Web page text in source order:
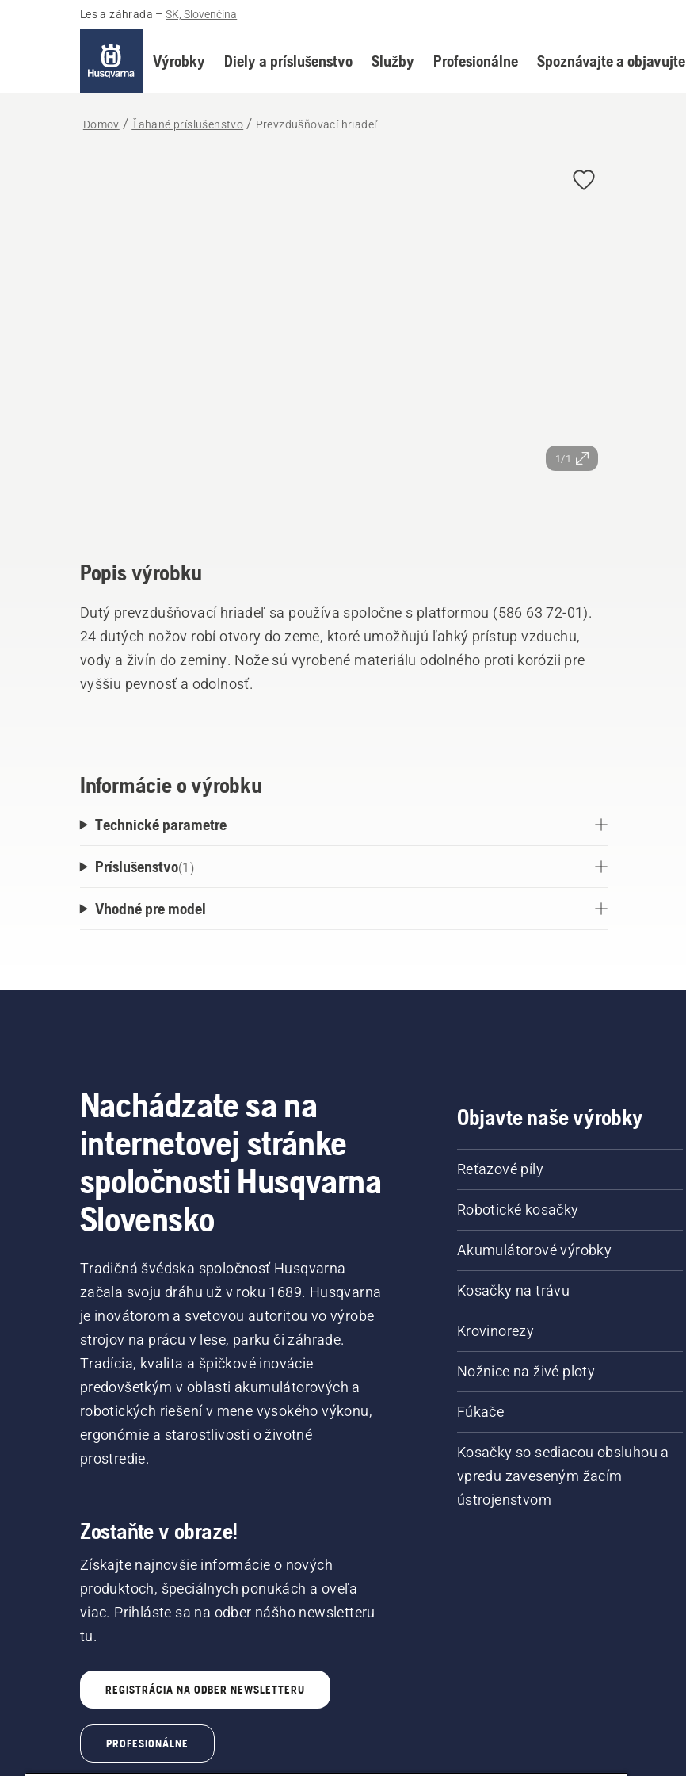
Les a záhrada – SK, Slovenčina
Výrobky Diely a príslušenstvo Služby Profesionálne Spoznávajte a objavujte
Domov Ťahané príslušenstvo Prevzdušňovací hriadeľ
1/1
Popis výrobku
Dutý prevzdušňovací hriadeľ sa používa spoločne s platformou (586 63 72-01).
24 dutých nožov robí otvory do zeme, ktoré umožňujú ľahký prístup vzduchu,
vody a živín do zeminy. Nože sú vyrobené materiálu odolného proti korózii pre
vyššiu pevnosť a odolnosť.
Informácie o výrobku
Technické parametre
Príslušenstvo(1 )
Vhodné pre model
Nachádzate sa na
internetovej stránke
spoločnosti Husqvarna
Slovensko
Tradičná švédska spoločnosť Husqvarna
začala svoju dráhu už v roku 1689. Husqvarna
je inovátorom a svetovou autoritou vo výrobe
strojov na prácu v lese, parku či záhrade.
Tradícia, kvalita a špičkové inovácie
predovšetkým v oblasti akumulátorových a
robotických riešení v mene vysokého výkonu,
ergonómie a starostlivosti o životné
prostredie.
Zostaňte v obraze!
Získajte najnovšie informácie o nových
produktoch, špeciálnych ponukách a oveľa
viac. Prihláste sa na odber nášho newsletteru
tu.
REGISTRÁCIA NA ODBER NEWSLETTERU
PROFESIONÁLNE
Objavte naše výrobky
Reťazové píly
Robotické kosačky
Akumulátorové výrobky
Kosačky na trávu
Krovinorezy
Nožnice na živé ploty
Fúkače
Kosačky so sediacou obsluhou a
vpredu zaveseným žacím
ústrojenstvom